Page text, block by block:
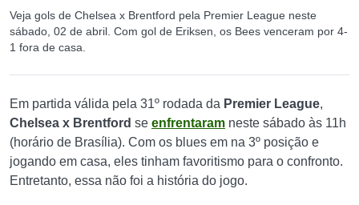
Veja gols de Chelsea x Brentford pela Premier League neste
sábado, 02 de abril. Com gol de Eriksen, os Bees venceram por 4-
1 fora de casa.
Em partida válida pela 31º rodada da Premier League,
Chelsea x Brentford se enfrentaram neste sábado às 11h
(horário de Brasília). Com os blues em na 3º posição e
jogando em casa, eles tinham favoritismo para o confronto.
Entretanto, essa não foi a história do jogo.